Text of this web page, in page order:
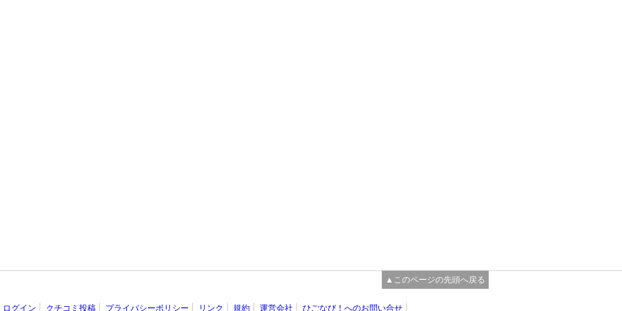
▲このページの先頭へ戻る
ログイン クチコミ投稿 プライバシーポリシー リンク 規約 運営会社 ひごなび！へのお問い合せ